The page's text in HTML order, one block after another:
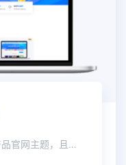
CeoNova-Pro主题是一款高端产品官网主题，且强大、轻量、大气！